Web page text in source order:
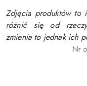
Zdjęcia produktów to
różnić się od
zmienia to jednak ich
Nr